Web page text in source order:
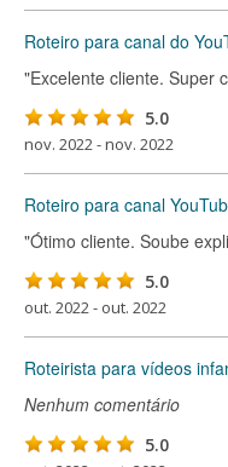
Roteiro para canal do
"Excelente cliente. Super
5.0
nov. 2022 - nov. 2022
Roteiro para canal
"Ótimo cliente. Soube
5.0
out. 2022 - out. 2022
Roteirista para vídeos
Nenhum comentário
5.0